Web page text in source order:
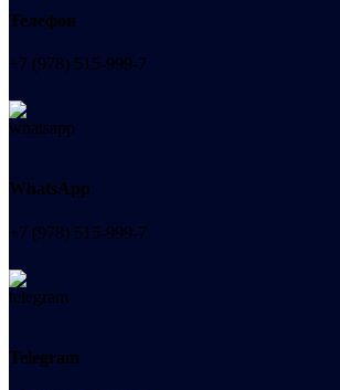
Телефон
+7 (978) 515-999-7
WhatsApp
+7 (978) 515-999-7
Telegram